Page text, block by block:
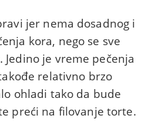
jer nema dosadnog i
kora, nego se sve
Jedino je vreme pečenja
relativno brzo
ohladi tako da bude
preći na filovanje torte.